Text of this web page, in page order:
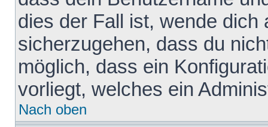
dies der Fall ist, wende dich
sicherzugehen, dass du
möglich, dass ein
vorliegt, welches ein
Nach oben